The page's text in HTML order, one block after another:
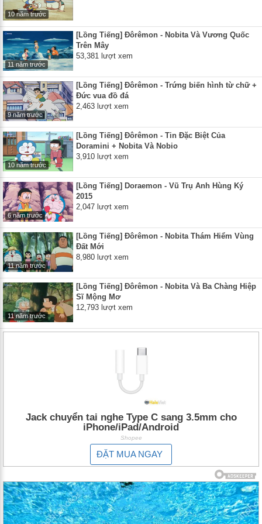
10 năm trước
11 năm trước
[Lồng Tiếng] Đôrêmon - Nobita Và Vương Quốc
Trên Mây
53,381 lượt xem
9 năm trước
[Lồng Tiếng] Đôrêmon - Trứng biến hình từ chữ +
Đức vua đồ đá
2,463 lượt xem
10 năm trước
[Lồng Tiếng] Đôrêmon - Tin Đặc Biệt Của
Doramini + Nobita Và Nobio
3,910 lượt xem
6 năm trước
[Lồng Tiếng] Doraemon - Vũ Trụ Anh Hùng Ký
2015
2,047 lượt xem
11 năm trước
[Lồng Tiếng] Đôrêmon - Nobita Thám Hiểm Vùng
Đất Mới
8,980 lượt xem
11 năm trước
[Lồng Tiếng] Đôrêmon - Nobita Và Ba Chàng Hiệp
Sĩ Mộng Mơ
12,793 lượt xem
Jack chuyển tai nghe Type C sang 3.5mm cho
iPhone/iPad/Android
Shopee
ĐẶT MUA NGAY